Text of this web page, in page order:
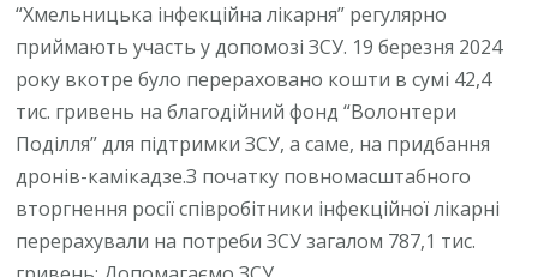
“Хмельницька інфекційна лікарня” регулярно
приймають участь у допомозі ЗСУ. 19 березня 2024
року вкотре було перераховано кошти в сумі 42,4
тис. гривень на благодійний фонд “Волонтери
Поділля” для підтримки ЗСУ, а саме, на придбання
дронів-камікадзе.З початку повномасштабного
вторгнення росії співробітники інфекційної лікарні
перерахували на потреби ЗСУ загалом 787,1 тис.